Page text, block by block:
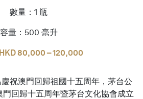
數量：1 瓶
容量：500 毫升
80,000 – 120,000
慶祝澳門回歸祖國十五周年，茅台公
回歸十五周年暨茅台文化協會成立